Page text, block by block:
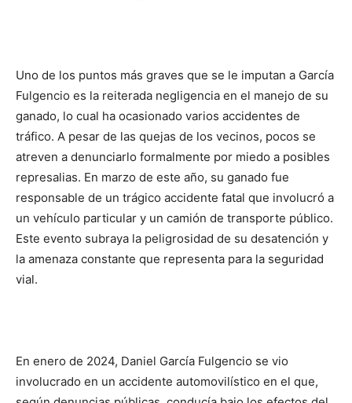
Uno de los puntos más graves que se le imputan a García
Fulgencio es la reiterada negligencia en el manejo de su
ganado, lo cual ha ocasionado varios accidentes de
tráfico. A pesar de las quejas de los vecinos, pocos se
atreven a denunciarlo formalmente por miedo a posibles
represalias. En marzo de este año, su ganado fue
responsable de un trágico accidente fatal que involucró a
un vehículo particular y un camión de transporte público.
Este evento subraya la peligrosidad de su desatención y
la amenaza constante que representa para la seguridad
vial.
En enero de 2024, Daniel García Fulgencio se vio
involucrado en un accidente automovilístico en el que,